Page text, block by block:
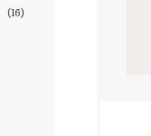
(16)